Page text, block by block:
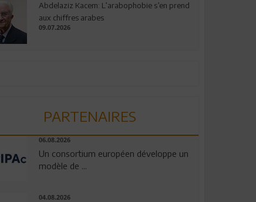
Abdelaziz Kacem: L’arabophobie s’en prend
aux chiffres arabes
09.07.2026
PARTENAIRES
06.08.2026
Un consortium européen développe un
modèle de ...
04.08.2026